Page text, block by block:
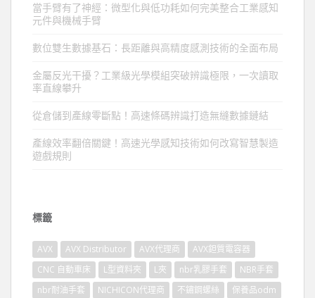
當手臂有了神經：微型化與低功耗如何完美整合工業感知
元件與機械手臂
數位雙生數據基石：長距離與高精度感測技術的全面布局
金屬反光干擾？工業級光學模組突破辨識極限，一次讀取
率直線攀升
從倉儲到產線零斷點！高速條碼辨識打造無縫數據鏈結
產線效率翻倍關鍵！高速光學感知技術如何改寫智慧製造
遊戲規則
標籤
AVX AVX Distributor AVX代理商
AVX鉭質電容器
CNC 自動車床
L型資料夾 L夾 nbr乳膠手套
NBR手套
nbr耐油手套
NICHICON代理商 不鏽鋼螺絲
保養品odm